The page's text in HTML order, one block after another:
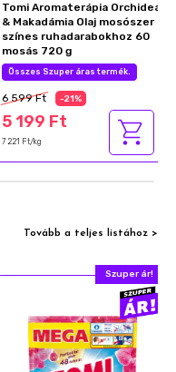
Tomi Aromaterápia Orchidea
& Makadámia Olaj mosószer
színes ruhadarabokhoz 60
mosás 720 g
Összes Szuper áras termék.
6 599 Ft -21%
5 199 Ft
7 221 Ft/kg
Tovább a teljes listához >
Szuper ár!